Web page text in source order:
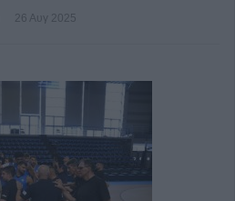
26 Αυγ 2025